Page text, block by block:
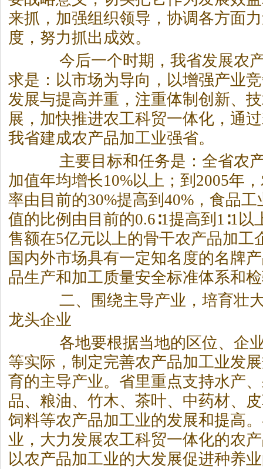
来抓，加强组织领导，协调各方面
度，努力抓出成效。
今后一个时期，我省发展农产
求是：以市场为导向，以增强产业
发展与提高并重，注重体制创新、
展，加快推进农工科贸一体化，通
我省建成农产品加工业强省。
主要目标和任务是：全省农产
加值年均增长10%以上；到2005年
率由目前的30%提高到40%，食品
值的比例由目前的0.6∶1提高到1∶1以
售额在5亿元以上的骨干农产品加工
国内外市场具有一定知名度的名牌
品生产和加工质量安全标准体系和
二、围绕主导产业，培育壮大
龙头企业
各地要根据当地的区位、企业
等实际，制定完善农产品加工业发
育的主导产业。省里重点支持水产
品、粮油、竹木、 茶叶、中药材、
饲料等农产品加工业的发展和提高
业，大力发展农工科贸一体化的农
以农产品加工业的大发展促进种养